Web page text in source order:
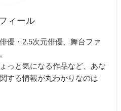
ィール
優・2.5次元俳優、舞台ファ
っと気になる作品など、あな
する情報が丸わかりなのは